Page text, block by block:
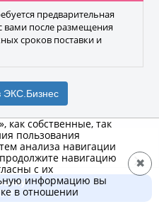
предварительная
вами после размещения
сроков поставки и
ЭКС.Бизнес
₽
собственные, так
пользования
анализа навигации
навигацию
с их
информацию вы
в отношении
✖